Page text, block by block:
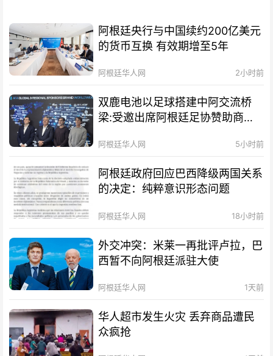
阿根廷央行与中国续约200亿美元
的货币互换 有效期增至5年
阿根廷华人网 2小时前
双鹿电池以足球搭建中阿交流桥
梁:受邀出席阿根廷足协赞助商招
阿根廷华人网 5小时前
阿根廷政府回应巴西降级两国关系
的决定：纯粹意识形态问题
阿根廷华人网 18小时前
外交冲突：米莱一再批评卢拉，巴
西暂不向阿根廷派驻大使
阿根廷华人网 1天前
华人超市发生火灾 丢弃商品遭民
众疯抢